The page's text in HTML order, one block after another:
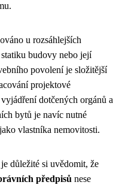
u rozsáhlejších
budovy nebo její
povolení je složitější
projektové
dotčených orgánů a
bytů je navíc nutné
vlastníka nemovitosti.
důležité si uvědomit, že
předpisů nese